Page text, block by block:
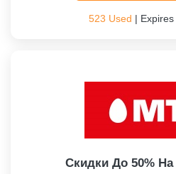
523 Used |
Скидки До 50%